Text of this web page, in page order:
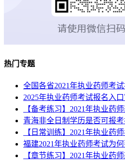
热门专题
全国各省2021年执业药师考
2025年执业药师考试报名入口
【备考练习】2021年执业药
青海非全日制学历是否可报考
【日常训练】2021年执业药
福建2021年执业药师考试为何
【章节练习】2021年执业药